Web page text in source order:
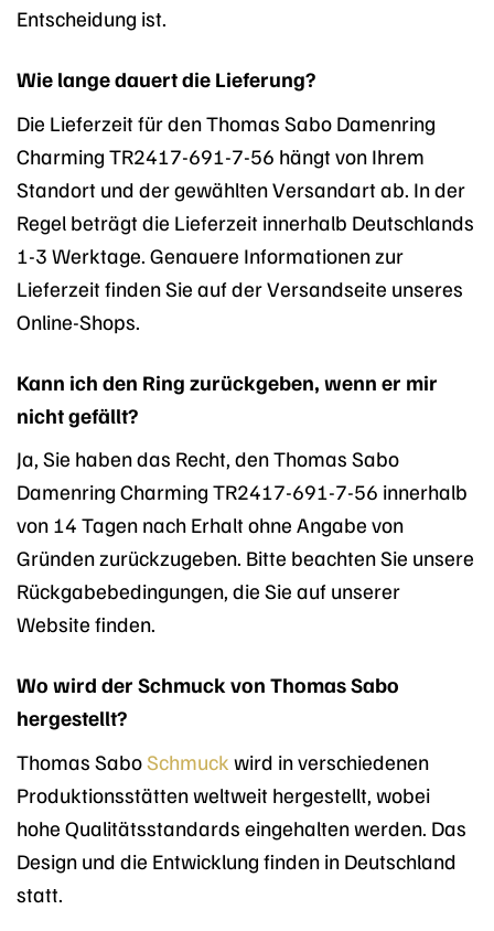
Entscheidung ist.
Wie lange dauert die Lieferung?
Die Lieferzeit für den Thomas Sabo Damenring
Charming TR2417-691-7-56 hängt von Ihrem
Standort und der gewählten Versandart ab. In der
Regel beträgt die Lieferzeit innerhalb Deutschlands
1-3 Werktage. Genauere Informationen zur
Lieferzeit finden Sie auf der Versandseite unseres
Online-Shops.
Kann ich den Ring zurückgeben, wenn er mir
nicht gefällt?
Ja, Sie haben das Recht, den Thomas Sabo
Damenring Charming TR2417-691-7-56 innerhalb
von 14 Tagen nach Erhalt ohne Angabe von
Gründen zurückzugeben. Bitte beachten Sie unsere
Rückgabebedingungen, die Sie auf unserer
Website finden.
Wo wird der Schmuck von Thomas Sabo
hergestellt?
Thomas SaboSchmuck wird in verschiedenen
Produktionsstätten weltweit hergestellt, wobei
hohe Qualitätsstandards eingehalten werden. Das
Design und die Entwicklung finden in Deutschland
statt.